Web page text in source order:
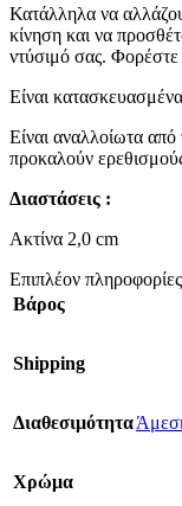
Κατάλληλα να
κίνηση και να
ντύσιμό σας. Φορέστε
Είναι
Είναι αναλλοίωτα
προκαλούν
Διαστάσεις :
Ακτίνα 2,0 cm
Επιπλέον πληροφορίες
Βάρος
Shipping
Διαθεσιμότητα
Χρώμα